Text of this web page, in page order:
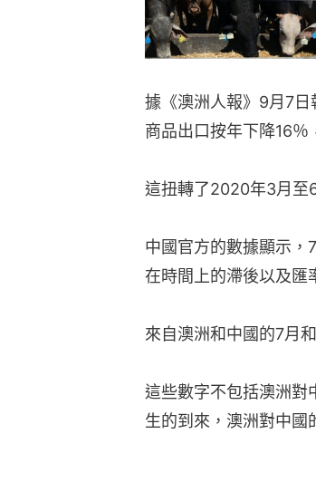
據《澳洲人報》9月7
商品出口按年下降16％
這扭轉了2020年3月至
中國官方的數據顯示，
在時間上的滯後以及匯
來自澳洲和中國的7月
這些數字不包括澳洲對
生的到來，澳洲對中國